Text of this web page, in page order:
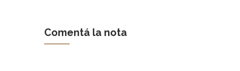
Comentá la nota